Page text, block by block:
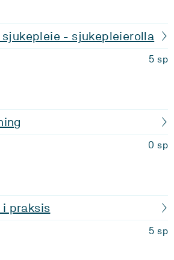
sjukepleie - sjukepleierolla
5 sp
0 sp
praksis
5 sp